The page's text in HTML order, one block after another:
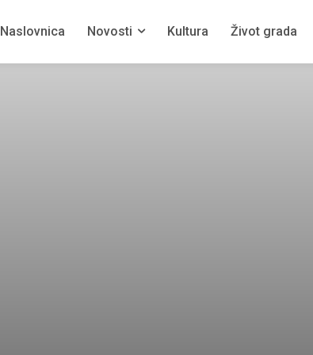
Naslovnica Novosti Kultura Život grada